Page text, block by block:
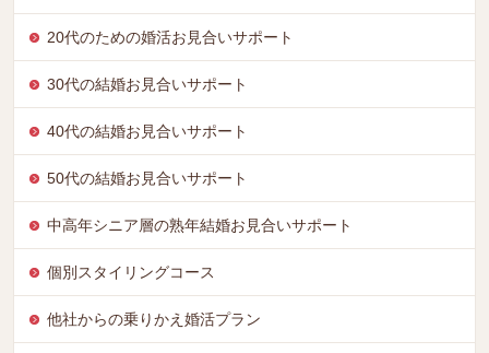
20代のための婚活お見合いサポート
30代の結婚お見合いサポート
40代の結婚お見合いサポート
50代の結婚お見合いサポート
中高年シニア層の熟年結婚お見合いサポート
個別スタイリングコース
他社からの乗りかえ婚活プラン